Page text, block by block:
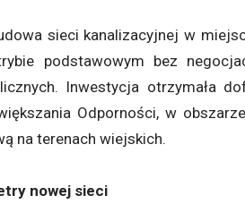
sieci kanalizacyjnej w
podstawowym bez
Inwestycja otrzymała
Odporności, w
na terenach wiejskich.
nowej sieci